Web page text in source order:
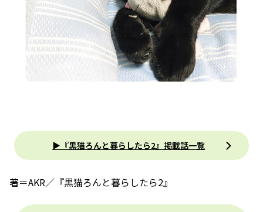
▶『黒猫ろんと暮らしたら2』掲載話一覧
著＝AKR／『黒猫ろんと暮らしたら2』